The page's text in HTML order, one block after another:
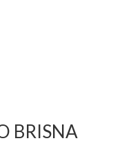
BRISNA